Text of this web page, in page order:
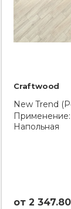
Craftwood
New Trend
Напольная
от 2